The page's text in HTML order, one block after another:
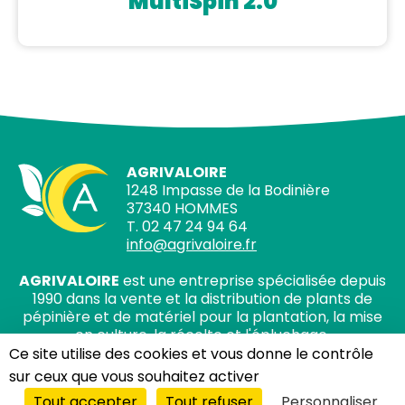
AGRIVALOIRE
1248 Impasse de la Bodinière
37340 HOMMES
T. 02 47 24 94 64
info@agrivaloire.fr
AGRIVALOIRE est une entreprise spécialisée depuis
1990 dans la vente et la distribution de plants de
pépinière et de matériel pour la plantation, la mise
en culture, la récolte et l'épluchage.
Ce site utilise des cookies et vous donne le contrôle
sur ceux que vous souhaitez activer